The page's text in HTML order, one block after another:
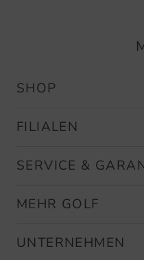
SHOP
FILIALEN
SERVICE &
MEHR GOLF
UNTERNEHMEN